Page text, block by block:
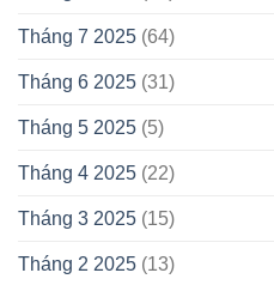
Tháng 7 2025 (64)
Tháng 6 2025 (31)
Tháng 5 2025 (5)
Tháng 4 2025 (22)
Tháng 3 2025 (15)
Tháng 2 2025 (13)